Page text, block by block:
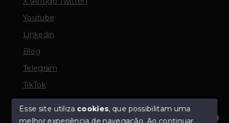
Youtube
Linkedin
Blog
Telegram
TikTok
Esse site utiliza cookies, que possibilitam uma
melhor experiência de navegação.Ao continuar,